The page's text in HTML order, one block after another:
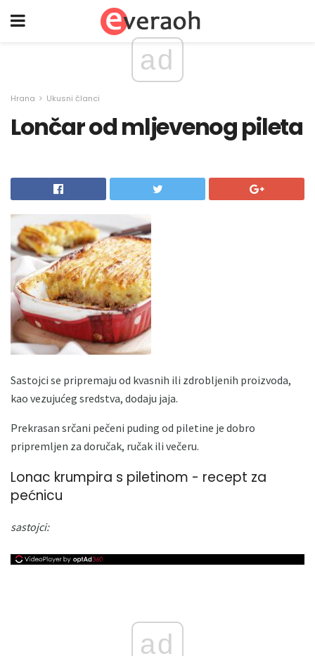
ad
Hrana Ukusni članci
Lončar od mljevenog pileta
Sastojci se pripremaju od kvasnih ili zdrobljenih proizvoda,
kao vezujućeg sredstva, dodaju jaja.
Prekrasan srčani pečeni puding od piletine je dobro
pripremljen za doručak, ručak ili večeru.
Lonac krumpira s piletinom - recept za
pećnicu
sastojci:
ad